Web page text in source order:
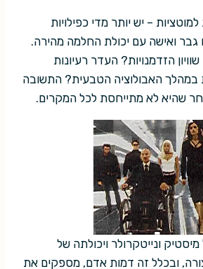
– יש יותר מדי כפילויות
גבר ואישה עם יכולת החלמה מהירה.
הזדמנויות? העדר רעיונות
במהלך האבולוציה הטבעית? התשובה
שהיא לא מתייחסת לכל המקרים.
ונייטקרולר ויכולתה של
ובכלל זה דמות אדם, מספקים את